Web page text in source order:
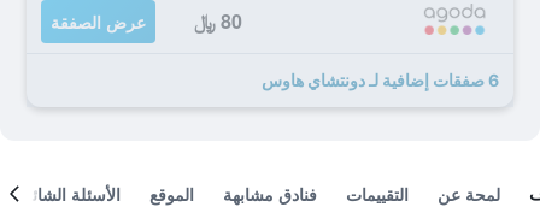
80 ﷼ عرض الصفقة
6 صفقات إضافية لـ دونتشاي هاوس
لمحة عن التقييمات فنادق مشابهة الموقع الأسئلة الشائعة